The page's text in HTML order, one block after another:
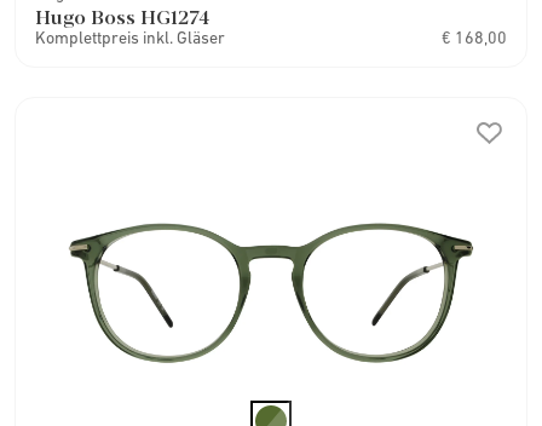
Hugo Boss HG1274
Komplettpreis inkl. Gläser € 168,00